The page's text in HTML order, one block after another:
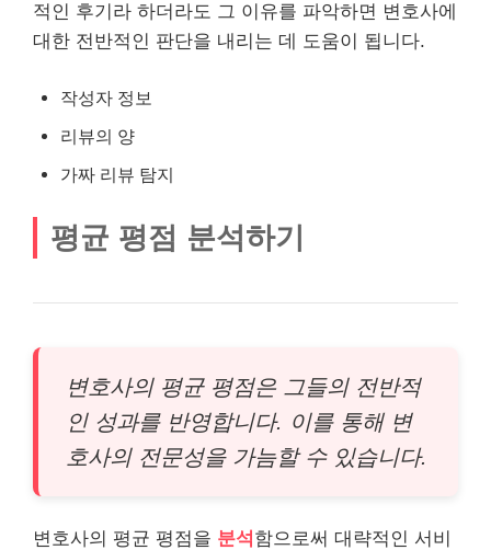
적인 후기라 하더라도 그 이유를 파악하면 변호사에
대한 전반적인 판단을 내리는 데 도움이 됩니다.
작성자 정보
리뷰의 양
가짜 리뷰 탐지
평균 평점 분석하기
변호사의 평균 평점은 그들의 전반적
인 성과를 반영합니다. 이를 통해 변
호사의 전문성을 가늠할 수 있습니다.
변호사의 평균 평점을 분석 함으로써 대략적인 서비